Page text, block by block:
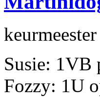
Susie: 1VB
Fozzy: 1U